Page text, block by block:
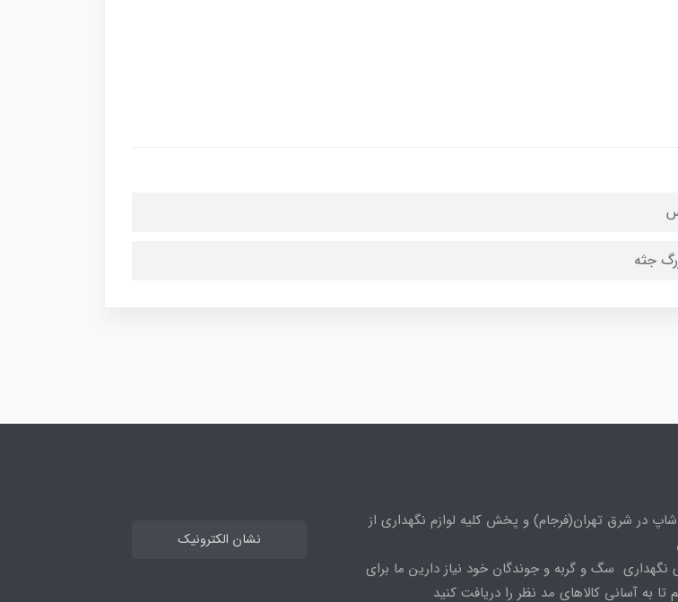
جثه
در شرق تهران(فرجام) و پخش کلیه لوازم نگهداری از
نگهداری سگ و گربه و جوندگان خود نیاز دارین ما برای
تا به آسانی کالاهای مد نظر را دریافت کنید
نشان الکترونیک